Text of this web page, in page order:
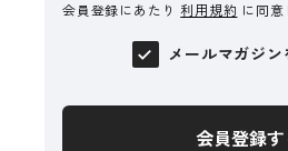
会員登録にあたり利用規約 に同意
メールマガジン
会員登録す